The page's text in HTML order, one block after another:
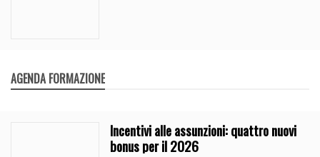
AGENDA FORMAZIONE
Incentivi alle assunzioni: quattro nuovi
bonus per il 2026